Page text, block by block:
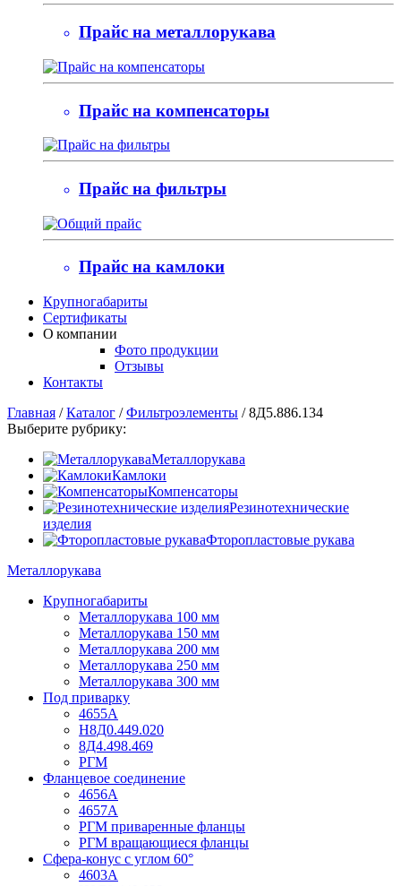
Прайс на металлорукава
Прайс на компенсаторы
Прайс на фильтры
Прайс на камлоки
Крупногабариты
Сертификаты
О компании
Фото продукции
Отзывы
Контакты
Главная /Каталог /Фильтроэлементы /8Д5.886.134
Выберите рубрику:
Металлорукава
Камлоки
Компенсаторы
Резинотехнические
изделия
Фторопластовые рукава
Металлорукава
Крупногабариты
Металлорукава 100 мм
Металлорукава 150 мм
Металлорукава 200 мм
Металлорукава 250 мм
Металлорукава 300 мм
Под приварку
4655А
Н8Д0.449.020
8Д4.498.469
РГМ
Фланцевое соединение
4656А
4657А
РГМ приваренные фланцы
РГМ вращающиеся фланцы
Сфера-конус с углом 60°
4603А